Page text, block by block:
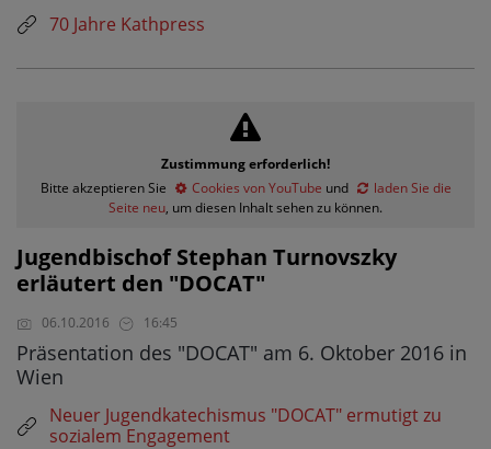
70 Jahre Kathpress
Zustimmung erforderlich!
Bitte akzeptieren Sie
Cookies von YouTube und
laden Sie die
Seite neu, um diesen Inhalt sehen zu können.
Jugendbischof Stephan Turnovszky
erläutert den "DOCAT"
06.10.2016 16:45
Präsentation des "DOCAT" am 6. Oktober 2016 in
Wien
Neuer Jugendkatechismus "DOCAT" ermutigt zu
sozialem Engagement